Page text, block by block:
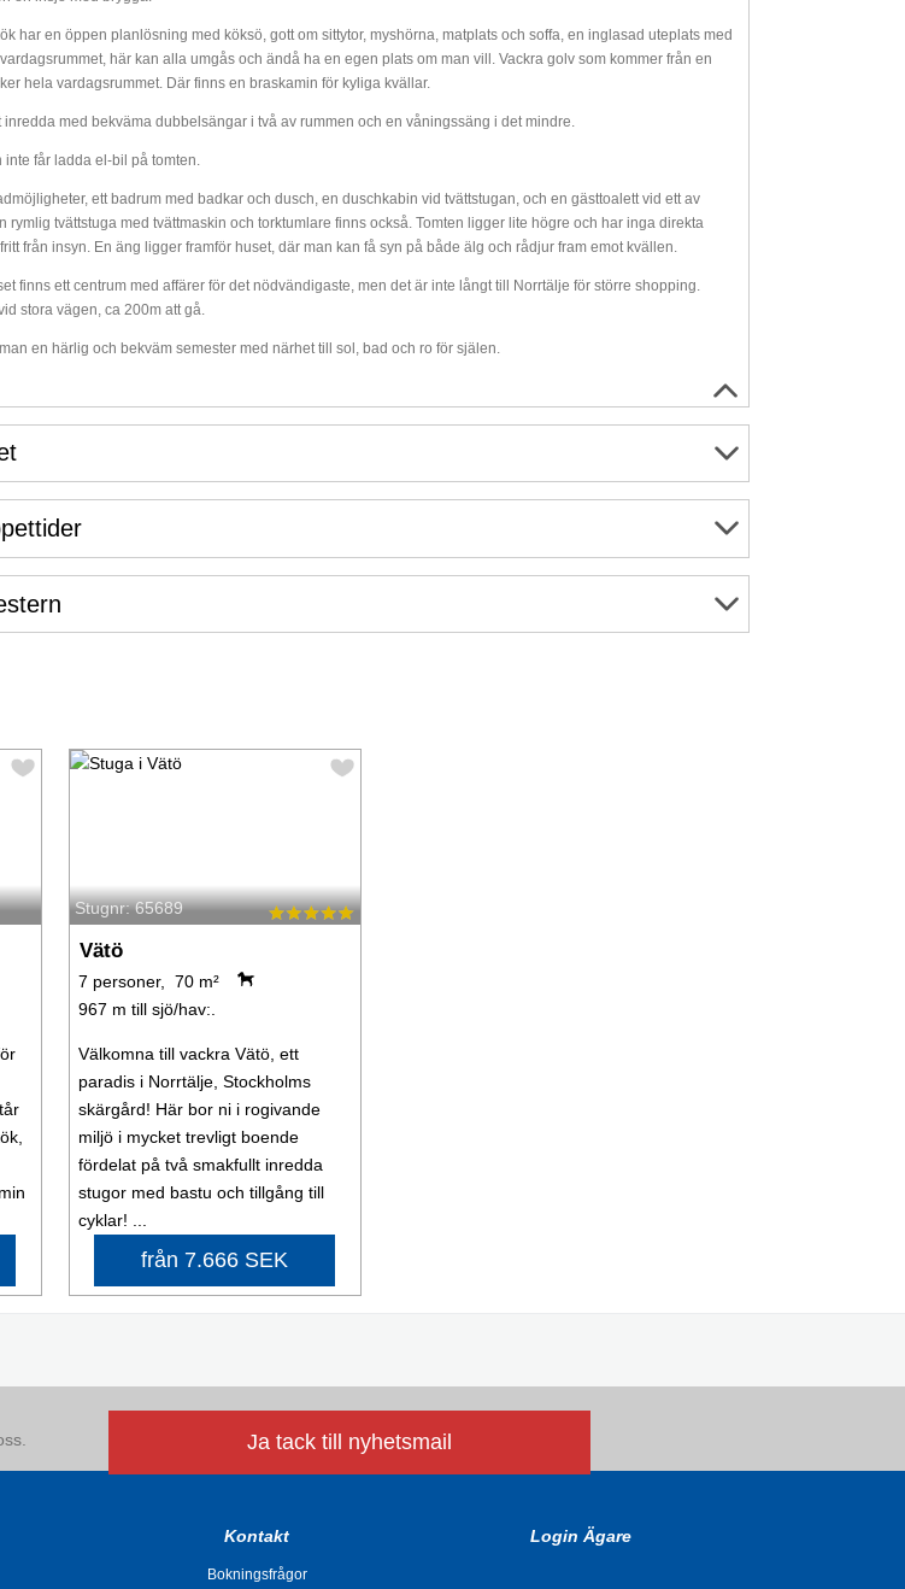
har en öppen planlösning med köksö, gott om sittytor, myshörna, matplats och soffa, en inglasad uteplats med
här kan alla umgås och ändå ha en egen plats om man vill. Vackra golv som kommer från en
hela vardagsrummet. Där finns en braskamin för kyliga kvällar.
inredda med bekväma dubbelsängar i två av rummen och en våningssäng i det mindre.
inte får ladda el-bil på tomten.
ett badrum med badkar och dusch, en duschkabin vid tvättstugan, och en gästtoalett vid ett av
rymlig tvättstuga med tvättmaskin och torktumlare finns också. Tomten ligger lite högre och har inga direkta
från insyn. En äng ligger framför huset, där man kan få syn på både älg och rådjur fram emot kvällen.
finns ett centrum med affärer för det nödvändigaste, men det är inte långt till Norrtälje för större shopping.
stora vägen, ca 200m att gå.
en härlig och bekväm semester med närhet till sol, bad och ro för själen.
Stugnr: 65689
Vätö
7 personer, 70 m²
967 m till sjö/hav:.
Välkomna till vackra Vätö, ett
paradis i Norrtälje, Stockholms
skärgård! Här bor ni i rogivande
miljö i mycket trevligt boende
fördelat på två smakfullt inredda
stugor med bastu och tillgång till
cyklar! ...
från 7.666 SEK
Ja tack till nyhetsmail
Kontakt
Bokningsfrågor
Login Ägare